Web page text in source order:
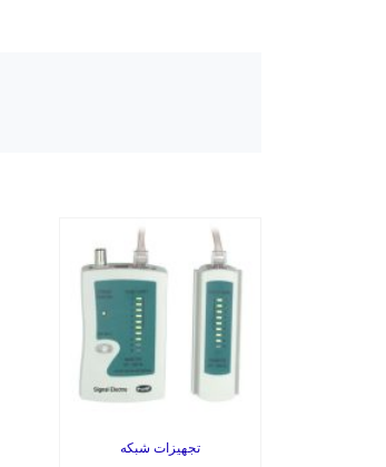
تجهیزات شبکه